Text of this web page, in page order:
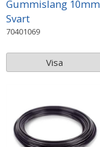
Gummislang 10mm
Svart
70401069
Visa